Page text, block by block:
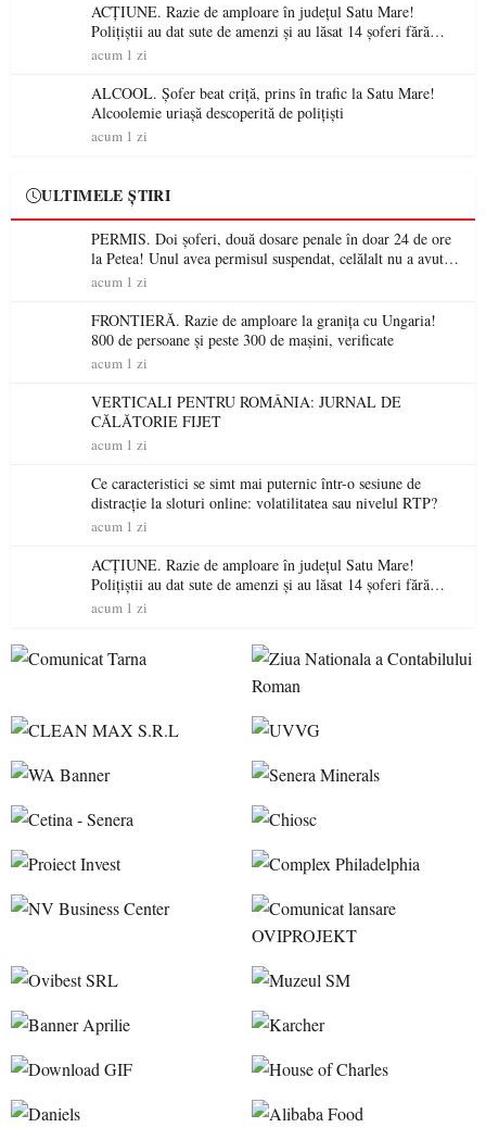
ACȚIUNE. Razie de amploare în județul Satu Mare!
Polițiștii au dat sute de amenzi și au lăsat 14 șoferi fără
permis într-o singură zi
acum 1 zi
ALCOOL. Șofer beat criță, prins în trafic la Satu Mare!
Alcoolemie uriașă descoperită de polițiști
acum 1 zi
ULTIMELE ȘTIRI
PERMIS. Doi șoferi, două dosare penale în doar 24 de ore
la Petea! Unul avea permisul suspendat, celălalt nu a avut
niciodată permis
acum 1 zi
FRONTIERĂ. Razie de amploare la granița cu Ungaria!
800 de persoane și peste 300 de mașini, verificate
acum 1 zi
VERTICALI PENTRU ROMÂNIA: JURNAL DE
CĂLĂTORIE FIJET
acum 1 zi
Ce caracteristici se simt mai puternic într-o sesiune de
distracție la sloturi online: volatilitatea sau nivelul RTP?
acum 1 zi
ACȚIUNE. Razie de amploare în județul Satu Mare!
Polițiștii au dat sute de amenzi și au lăsat 14 șoferi fără
permis într-o singură zi
acum 1 zi